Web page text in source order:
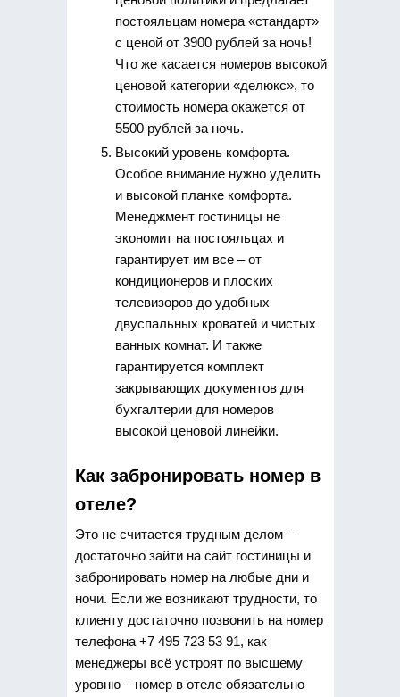
постояльцам номера «стандарт»
с ценой от 3900 рублей за ночь!
Что же касается номеров высокой
ценовой категории «делюкс», то
стоимость номера окажется от
5500 рублей за ночь.
Высокий уровень комфорта.
Особое внимание нужно уделить
и высокой планке комфорта.
Менеджмент гостиницы не
экономит на постояльцах и
гарантирует им все – от
кондиционеров и плоских
телевизоров до удобных
двуспальных кроватей и чистых
ванных комнат. И также
гарантируется комплект
закрывающих документов для
бухгалтерии для номеров
высокой ценовой линейки.
Как забронировать номер в
отеле?
Это не считается трудным делом –
достаточно зайти на сайт гостиницы и
забронировать номер на любые дни и
ночи. Если же возникают трудности, то
клиенту достаточно позвонить на номер
телефона +7 495 723 53 91, как
менеджеры всё устроят по высшему
уровню – номер в отеле обязательно